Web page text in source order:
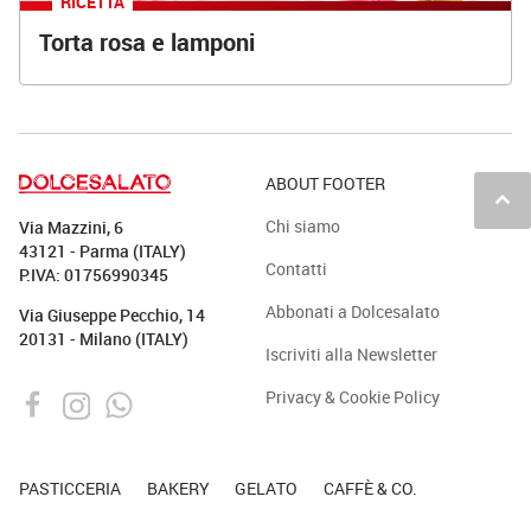
Torta rosa e lamponi
keyboard_arrow_up
Via Mazzini, 6
43121 - Parma (ITALY)
P.IVA: 01756990345
Via Giuseppe Pecchio, 14
20131 - Milano (ITALY)
ABOUT FOOTER
Chi siamo
Contatti
Abbonati a Dolcesalato
Iscriviti alla Newsletter
Privacy & Cookie Policy
PASTICCERIA BAKERY GELATO CAFFÈ & CO.